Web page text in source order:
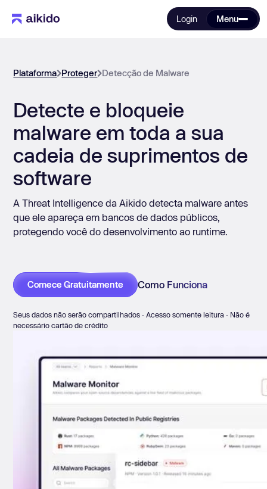
Login Menu
Plataforma Proteger Detecção de Malware
Detecte e bloqueie
malware em toda a sua
cadeia de suprimentos de
software
A Threat Intelligence da Aikido detecta malware antes
que ele apareça em bancos de dados públicos,
protegendo você do desenvolvimento ao runtime.
Comece Gratuitamente Como Funciona
Seus dados não serão compartilhados · Acesso somente leitura · Não é
necessário cartão de crédito